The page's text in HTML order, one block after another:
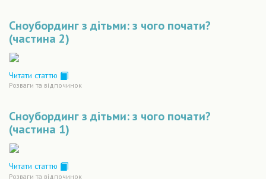
Сноубординг з дітьми: з чого почати?
(частина 2)
Читати статтю
Розваги та відпочинок
Сноубординг з дітьми: з чого почати?
(частина 1)
Читати статтю
Розваги та відпочинок